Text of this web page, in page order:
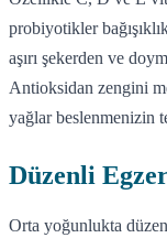
probiyotikler
aşırı şekerden ve
Antioksidan zengini
yağlar beslenmenizin
Düzenli
Orta yoğunlukta